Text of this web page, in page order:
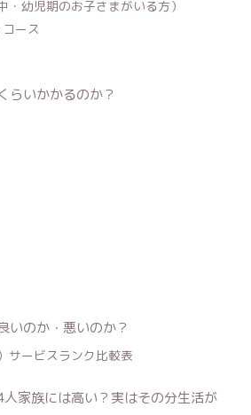
幼児期のお子さまがいる方）
ース
らいかかるのか？
いのか・悪いのか？
サービスランク比較表
家族には高い？実はその分生活が